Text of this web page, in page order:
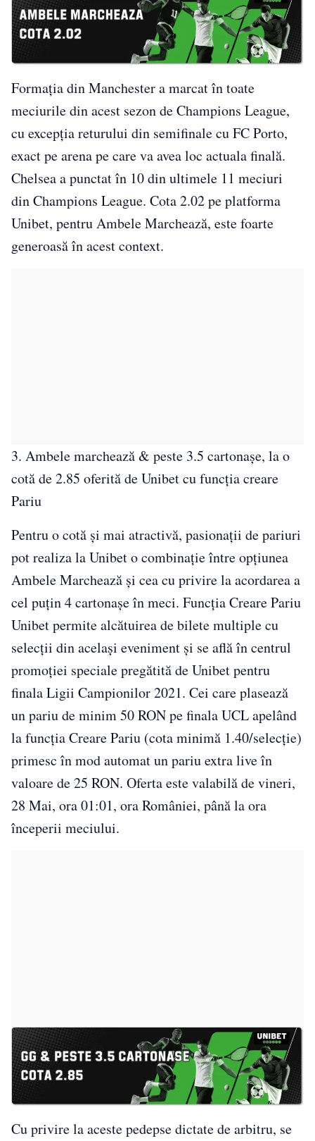
Formația din Manchester a marcat în toate
meciurile din acest sezon de Champions League,
cu excepția returului din semifinale cu FC Porto,
exact pe arena pe care va avea loc actuala finală.
Chelsea a punctat în 10 din ultimele 11 meciuri
din Champions League. Cota 2.02 pe platforma
Unibet, pentru Ambele Marchează, este foarte
generoasă în acest context.
3. Ambele marchează & peste 3.5 cartonașe, la o
cotă de 2.85 oferită de Unibet cu funcția creare
Pariu
Pentru o cotă și mai atractivă, pasionații de pariuri
pot realiza la Unibet o combinație între opțiunea
Ambele Marchează și cea cu privire la acordarea a
cel puțin 4 cartonașe în meci. Funcția Creare Pariu
Unibet permite alcătuirea de bilete multiple cu
selecții din același eveniment și se află în centrul
promoției speciale pregătită de Unibet pentru
finala Ligii Campionilor 2021. Cei care plasează
un pariu de minim 50 RON pe finala UCL apelând
la funcția Creare Pariu (cota minimă 1.40/selecție)
primesc în mod automat un pariu extra live în
valoare de 25 RON. Oferta este valabilă de vineri,
28 Mai, ora 01:01, ora României, până la ora
începerii meciului.
Cu privire la aceste pedepse dictate de arbitru, se